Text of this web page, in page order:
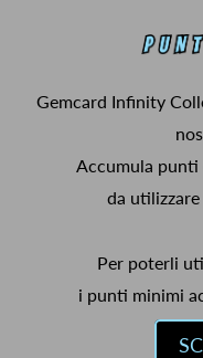
Gemcard Infinity
Accumula
da
Per poterli
i punti minimi